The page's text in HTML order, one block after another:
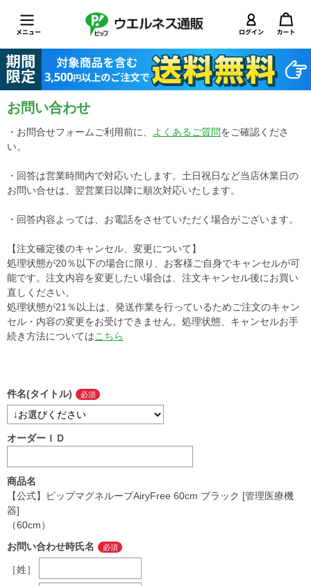
お問い合わせ
・お問合せフォームご利用前に、 よくあるご質問をご確認くださ
い。
・回答は営業時間内で対応いたします。土日祝日など当店休業日の
お問い合せは、翌営業日以降に順次対応いたします。
・回答内容よっては、お電話をさせていただく場合がございます。
【注文確定後のキャンセル、変更について】
処理状態が20％以下の場合に限り、お客様ご自身でキャンセルが可
能です。注文内容を変更したい場合は、注文キャンセル後にお買い
直しください。
処理状態が21％以上は、発送作業を行っているためご注文のキャン
セル・内容の変更をお受けできません。処理状態、キャンセルお手
続き方法についてはこちら
件名(タイトル)
オーダーＩＤ
商品名
【公式】ピップマグネループAiryFree 60cm ブラック [管理医療機
器]
（60cm）
お問い合わせ時氏名
［姓］